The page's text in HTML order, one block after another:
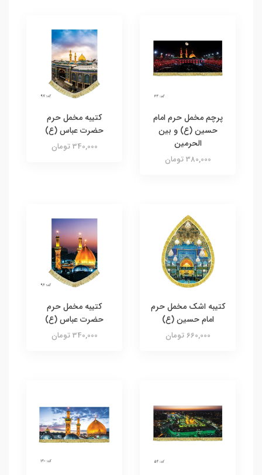
پرچم مخمل حرم امام
حسین (ع) و بین
الحرمین
380,000 تومان
کتیبه مخمل حرم
حضرت عباس (ع)
340,000 تومان
کتیبه اشک مخمل حرم
امام حسین (ع)
660,000 تومان
کتیبه مخمل حرم
حضرت عباس (ع)
340,000 تومان